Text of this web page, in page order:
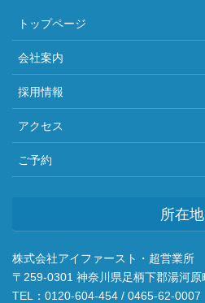
トップページ
会社案内
採用情報
アクセス
ご予約
所在地
株式会社アイファースト・超営業所
〒259-0301 神奈川県足柄下郡湯河
TEL：0120-604-454 / 0465-62-0007